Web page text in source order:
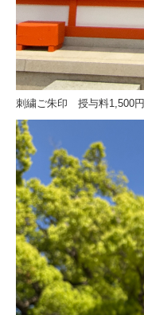
刺繍ご朱印 授与料1,500円